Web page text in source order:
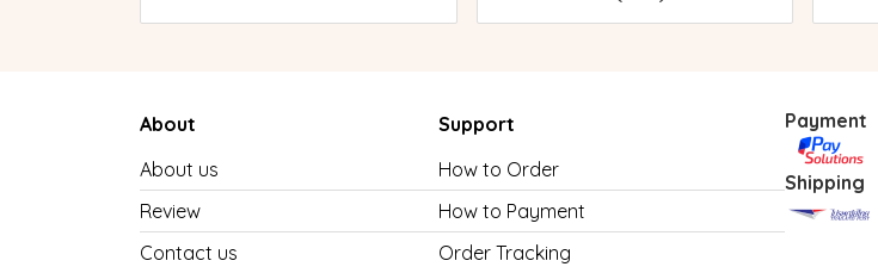
About
About us
Review
Contact us
Support
How to Order
How to Payment
Order Tracking
Payment
Shipping